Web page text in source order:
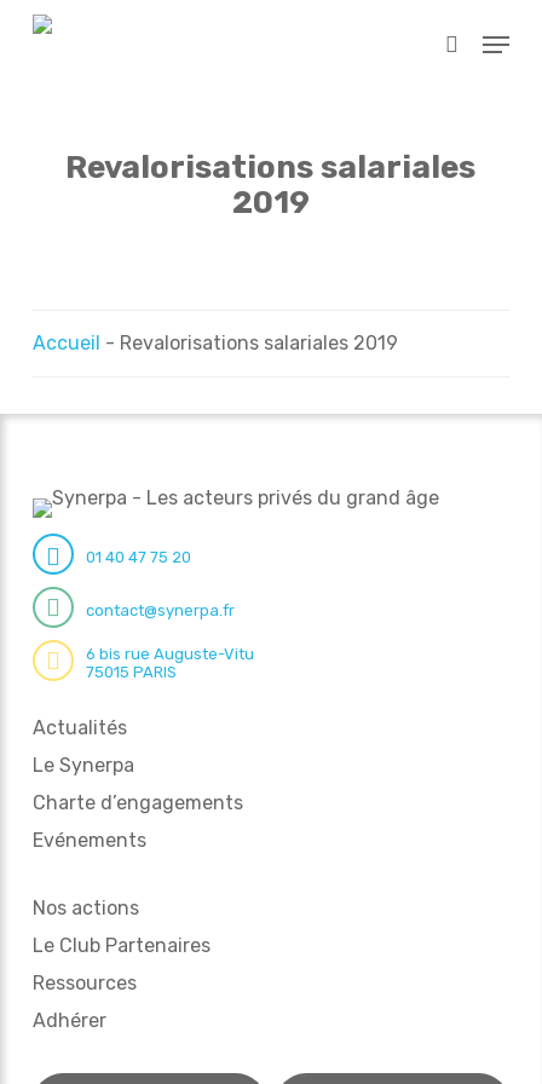
Skip
search
Menu
Revalorisations salariales
2019
Accueil - Revalorisations salariales 2019
01 40 47 75 20
contact@synerpa.fr
6 bis rue Auguste-Vitu
75015 PARIS
Actualités
Le Synerpa
Charte d’engagements
Evénements
Nos actions
Le Club Partenaires
Ressources
Adhérer